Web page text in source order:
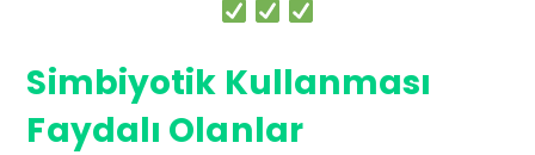
Simbiyotik Kullanması
Faydalı Olanlar